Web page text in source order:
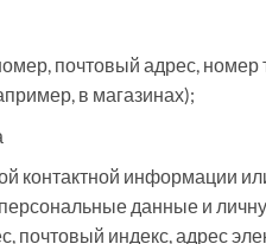
почтовый адрес, номер
в магазинах);
контактной информации
персональные данные и
почтовый индекс, адрес